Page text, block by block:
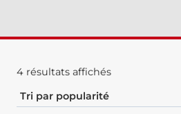
4 résultats affichés